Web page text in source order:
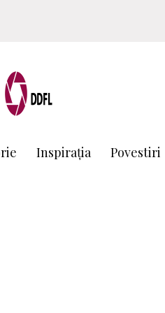
Inspirația Povestiri